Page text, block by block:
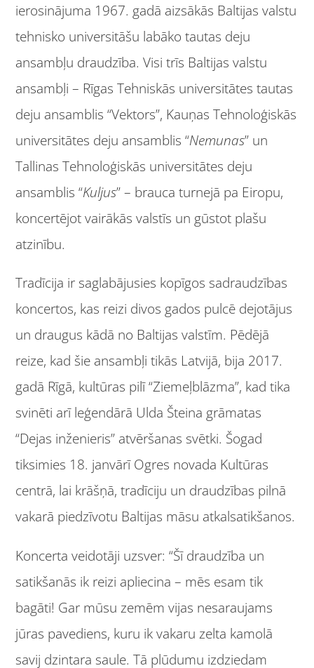
ierosinājuma 1967. gadā aizsākās Baltijas valstu
tehnisko universitāšu labāko tautas deju
ansambļu draudzība. Visi trīs Baltijas valstu
ansambļi – Rīgas Tehniskās universitātes tautas
deju ansamblis “Vektors”, Kauņas Tehnoloģiskās
universitātes deju ansamblis “Nemunas” un
Tallinas Tehnoloģiskās universitātes deju
ansamblis “Kuljus” – brauca turnejā pa Eiropu,
koncertējot vairākās valstīs un gūstot plašu
atzinību.
Tradīcija ir saglabājusies kopīgos sadraudzības
koncertos, kas reizi divos gados pulcē dejotājus
un draugus kādā no Baltijas valstīm. Pēdējā
reize, kad šie ansambļi tikās Latvijā, bija 2017.
gadā Rīgā, kultūras pilī “Ziemeļblāzma”, kad tika
svinēti arī leģendārā Ulda Šteina grāmatas
“Dejas inženieris” atvēršanas svētki. Šogad
tiksimies 18. janvārī Ogres novada Kultūras
centrā, lai krāšņā, tradīciju un draudzības pilnā
vakarā piedzīvotu Baltijas māsu atkalsatikšanos.
Koncerta veidotāji uzsver: “Šī draudzība un
satikšanās ik reizi apliecina – mēs esam tik
bagāti! Gar mūsu zemēm vijas nesaraujams
jūras pavediens, kuru ik vakaru zelta kamolā
savij dzintara saule. Tā plūdumu izdziedam